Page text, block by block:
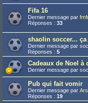
Fifa 16
Dernier message par
Réponses : 33
shaolin soccer...
Dernier message par
Réponses : 5
Cadeaux de Noel à
Dernier message par
Pub qui fait vomir
Dernier message par
Réponses : 19